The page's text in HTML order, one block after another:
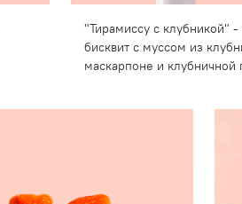
"Тирамиссу с клубникой"
бисквит с муссом из
маскарпоне и клубничной